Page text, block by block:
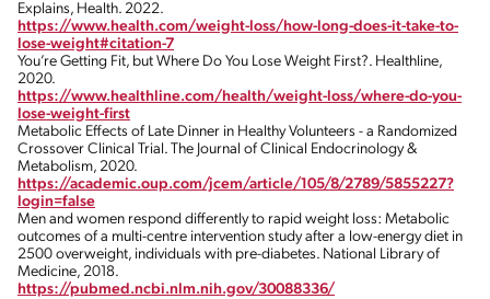
Explains, Health. 2022.
https://www.health.com/weight-loss/how-long-does-it-take-to-
lose-weight#citation-7
You’re Getting Fit, but Where Do You Lose Weight First?. Healthline,
2020.
https://www.healthline.com/health/weight-loss/where-do-you-
lose-weight-first
Metabolic Effects of Late Dinner in Healthy Volunteers - a Randomized
Crossover Clinical Trial. The Journal of Clinical Endocrinology &
Metabolism, 2020.
https://academic.oup.com/jcem/article/105/8/2789/5855227?
login=false
Men and women respond differently to rapid weight loss: Metabolic
outcomes of a multi-centre intervention study after a low-energy diet in
2500 overweight, individuals with pre-diabetes. National Library of
Medicine, 2018.
https://pubmed.ncbi.nlm.nih.gov/30088336/